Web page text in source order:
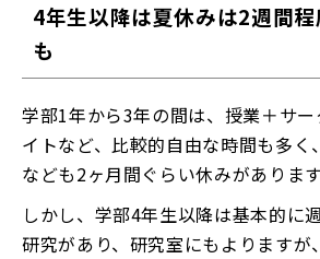
4年生以降は夏休みは2週間
も
学部1年から3年の間は、授業＋サ
イトなど、比較的自由な時間も多く
なども2ヶ月間ぐらい休みがあります
しかし、学部4年生以降は基本的に
研究があり、研究室にもよりますが